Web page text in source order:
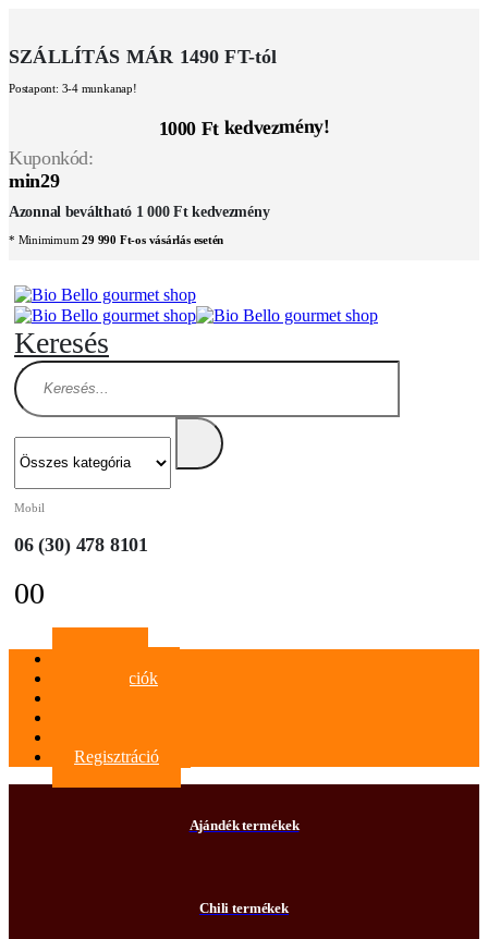
SZÁLLÍTÁS MÁR 1490 FT-tól
Postapont: 3-4 munkanap!
1000 Ft kedvezmény!
Kuponkód:
min29
Azonnal beváltható 1 000 Ft kedvezmény
* Minimimum29 990 Ft-os vásárlás esetén
Keresés
Mobil
06 (30) 478 8101
00
Információk
Regisztráció
Ajándék termékek
Chili termékek